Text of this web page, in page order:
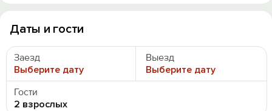
Даты и гости
Заезд
Выберите дату
Выезд
Выберите дату
Гости
2 взрослых